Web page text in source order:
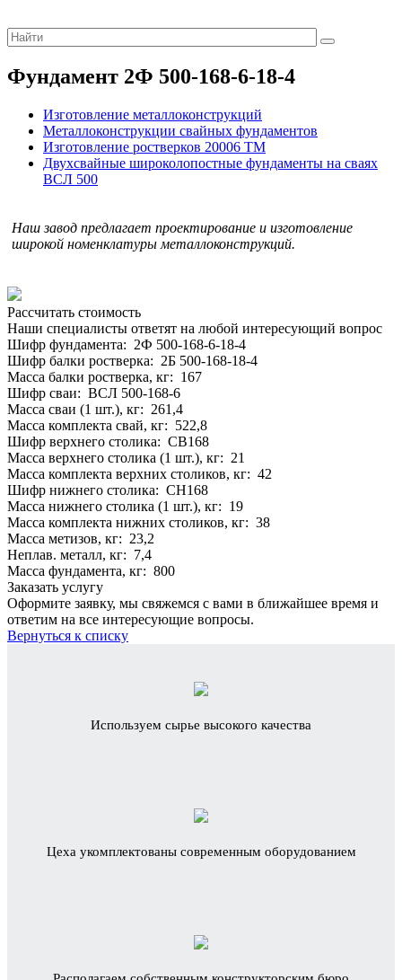
Фундамент 2Ф 500-168-6-18-4
Изготовление металлоконструкций
Металлоконструкции свайных фундаментов
Изготовление ростверков 20006 ТМ
Двухсвайные широколопостные фундаменты на сваях
ВСЛ 500
Наш завод предлагает проектирование и изготовление
широкой номенклатуры металлоконструкций.
Рассчитать стоимость
Наши специалисты ответят на любой интересующий вопрос
Шифр фундамента: 2Ф 500-168-6-18-4
Шифр балки ростверка: 2Б 500-168-18-4
Масса балки ростверка, кг: 167
Шифр сваи: ВСЛ 500-168-6
Масса сваи (1 шт.), кг: 261,4
Масса комплекта свай, кг: 522,8
Шифр верхнего столика: СВ168
Масса верхнего столика (1 шт.), кг: 21
Масса комплекта верхних столиков, кг: 42
Шифр нижнего столика: СН168
Масса нижнего столика (1 шт.), кг: 19
Масса комплекта нижних столиков, кг: 38
Масса метизов, кг: 23,2
Неплав. металл, кг: 7,4
Масса фундамента, кг: 800
Заказать услугу
Оформите заявку, мы свяжемся с вами в ближайшее время и
ответим на все интересующие вопросы.
Вернуться к списку
Используем сырье высокого качества
Цеха укомплектованы современным оборудованием